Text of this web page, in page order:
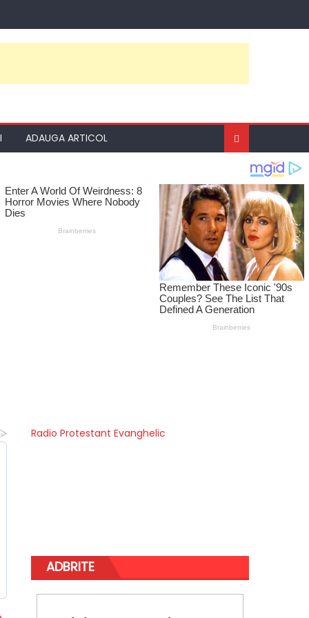
ADAUGA ARTICOL
Radio Protestant Evanghelic
ADBRITE